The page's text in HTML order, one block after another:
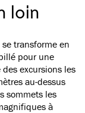
loin
transforme en
pour une
excursions les
au-dessus
sommets les
à